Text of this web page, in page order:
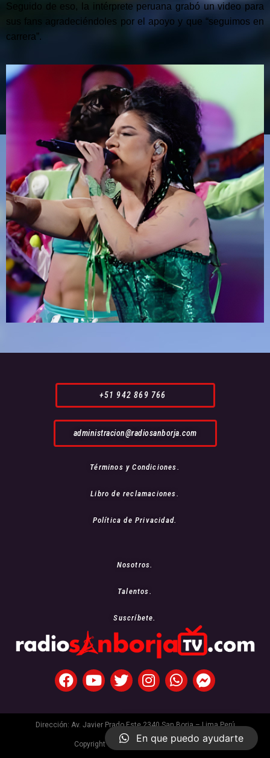
Seguido de eso, la intérprete peruana grabó un video para
sus fans agradeciéndoles por el apoyo y que “seguimos en
carrera”.
+51 942 869 766
administracion@radiosanborja.com
Términos y Condiciones.
Libro de reclamaciones.
Política de Privacidad.
Nosotros.
Talentos.
Suscríbete.
Dirección: Av. Javier Prado Este 2340 San Borja – Lima Perú
Copyright © 2021 Radio San Borja Tv
En que puedo ayudarte